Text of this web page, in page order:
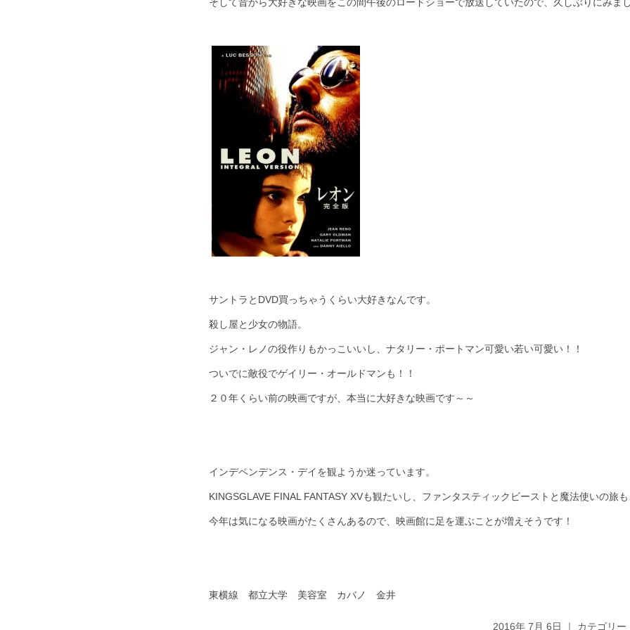
サントラとDVD買っちゃうくらい大好きなんです。
殺し屋と少女の物語。
ジャン・レノの役作りもかっこいいし、ナタリー・ポートマン可愛い若い可愛い！！
ついでに敵役でゲイリー・オールドマンも！！
２０年くらい前の映画ですが、本当に大好きな映画です～～
インデペンデンス・デイを観ようか迷っています。
KINGSGLAVE FINAL FANTASY XVも観たいし、ファンタスティックビーストと魔法使いの旅も
今年は気になる映画がたくさんあるので、映画館に足を運ぶことが増えそうです！
東横線 都立大学 美容室 カバノ 金井
2016年 7月 6日 ｜ カテゴリー